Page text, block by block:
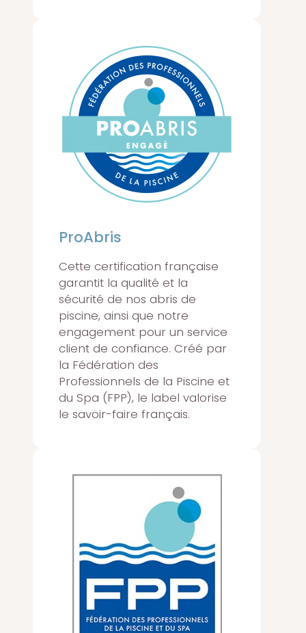
ProAbris
Cette certification française
garantit la qualité et la
sécurité de nos abris de
piscine, ainsi que notre
engagement pour un service
client de confiance. Créé par
la Fédération des
Professionnels de la Piscine et
du Spa (FPP), le label valorise
le savoir-faire français.